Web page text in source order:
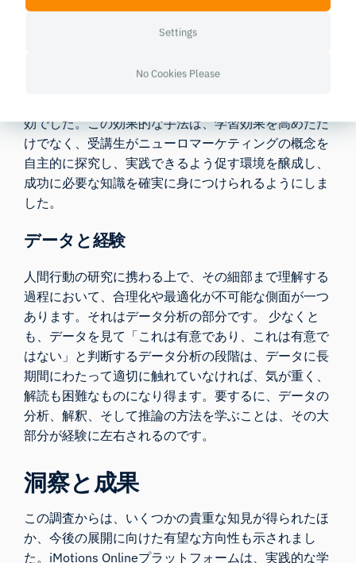
が求められた。
それぞれ異なる疑問を抱え、学習の進捗状況も様々で
ル・ウェイド氏によるリアルタイムのサポートと、文
効でした。この効果的な手法は、学習効果を高めただ
けでなく、受講生がニューロマーケティングの概念を
自主的に探究し、実践できるよう促す環境を醸成し、
成功に必要な知識を確実に身につけられるようにしま
した。
データと経験
人間行動の研究に携わる上で、その細部まで理解する
過程において、合理化や最適化が不可能な側面が一つ
あります。それはデータ分析の部分です。 少なくと
も、データを見て「これは有意であり、これは有意で
はない」と判断するデータ分析の段階は、データに長
期間にわたって適切に触れていなければ、気が重く、
解読も困難なものになり得ます。要するに、データの
分析、解釈、そして推論の方法を学ぶことは、その大
部分が経験に左右されるのです。
洞察と成果
この調査からは、いくつかの貴重な知見が得られたほ
か、今後の展開に向けた有望な方向性も示されまし
た。iMotions Onlineプラットフォームは、実践的な学
Settings
No Cookies Please